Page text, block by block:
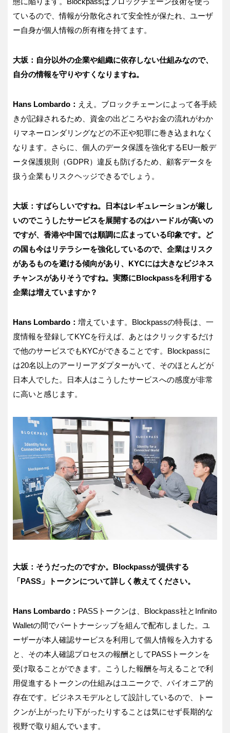
ているので、情報が分散化されて安全性が保たれ、ユーザ
ー自身が個人情報の所有権を持てます。
大坂：自分以外の企業や組織に依存しない仕組みなので、
自分の情報を守りやすくなりますね。
Hans Lombardo ： ええ。ブロックチェーンによって各手続
きが記録されるため、資金の出どころやお金の流れがわか
りマネーロンダリングなどの不正や犯罪に巻き込まれなく
なります。さらに、個人のデータ保護を強化するEU一般デ
ータ保護規則（GDPR）違反も防げるため、顧客データを
扱う企業もリスクヘッジできるでしょう。
大坂：すばらしいですね。日本はレギュレーションが厳し
いのでこうしたサービスを展開するのはハードルが高いの
ですが、香港や中国では順調に広まっている印象です。ど
の国も今はリテラシーを強化しているので、企業はリスク
があるものを避ける傾向があり、 KYCには大きなビジネス
チャンスがありそうですね。実際にBlockpassを利用する
企業は増えていますか？
Hans Lombardo ： 増えています。 Blockpassの特長は、一
度情報を登録してKYCを行えば、あとはクリックするだけ
で他のサービスでもKYCができることです。 Blockpassに
は20名以上のアーリーアダプターがいて、そのほとんどが
日本人でした。日本人はこうしたサービスへの感度が非常
に高いと感じます。
大坂：そうだったのですか。 Blockpassが提供する
「PASS 」トークンについて詳しく教えてください。
Hans Lombardo ： PASS トークンは、 Blockpass社と Infinito
Walletの間でパートナーシップを組んで配布しました。ユ
ーザーが本人確認サービスを利用して個人情報を入力する
と、その本人確認プロセスの報酬としてPASS トークンを
受け取ることができます。こうした報酬を与えることで利
用促進するトークンの仕組みはユニークで、パイオニア的
存在です。ビジネスモデルとして設計しているので、トー
クンが上がったり下がったりすることは気にせず長期的な
視野で取り組んでいます。